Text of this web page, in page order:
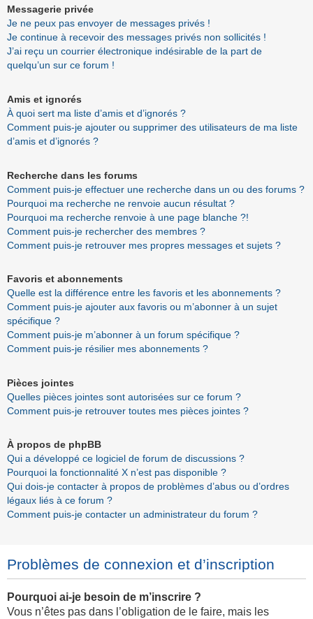
Messagerie privée
Je ne peux pas envoyer de messages privés !
Je continue à recevoir des messages privés non sollicités !
J’ai reçu un courrier électronique indésirable de la part de
quelqu’un sur ce forum !
Amis et ignorés
À quoi sert ma liste d’amis et d’ignorés ?
Comment puis-je ajouter ou supprimer des utilisateurs de ma liste
d’amis et d’ignorés ?
Recherche dans les forums
Comment puis-je effectuer une recherche dans un ou des forums ?
Pourquoi ma recherche ne renvoie aucun résultat ?
Pourquoi ma recherche renvoie à une page blanche ?!
Comment puis-je rechercher des membres ?
Comment puis-je retrouver mes propres messages et sujets ?
Favoris et abonnements
Quelle est la différence entre les favoris et les abonnements ?
Comment puis-je ajouter aux favoris ou m’abonner à un sujet
spécifique ?
Comment puis-je m’abonner à un forum spécifique ?
Comment puis-je résilier mes abonnements ?
Pièces jointes
Quelles pièces jointes sont autorisées sur ce forum ?
Comment puis-je retrouver toutes mes pièces jointes ?
À propos de phpBB
Qui a développé ce logiciel de forum de discussions ?
Pourquoi la fonctionnalité X n’est pas disponible ?
Qui dois-je contacter à propos de problèmes d’abus ou d’ordres
légaux liés à ce forum ?
Comment puis-je contacter un administrateur du forum ?
Problèmes de connexion et d’inscription
Pourquoi ai-je besoin de m’inscrire ?
Vous n’êtes pas dans l’obligation de le faire, mais les